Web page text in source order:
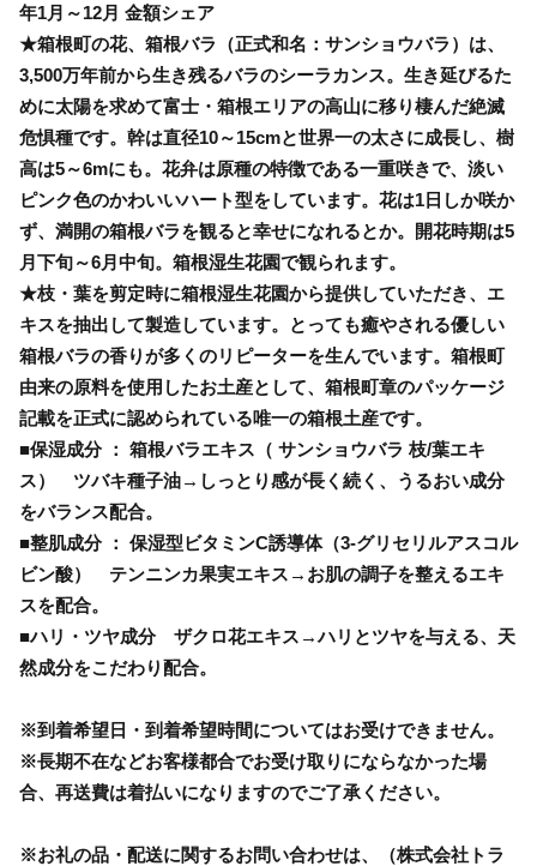
年1月～12月 金額シェア
★箱根町の花、箱根バラ（正式和名：サンショウバラ）は、
3,500万年前から生き残るバラのシーラカンス。生き延びるた
めに太陽を求めて富士・箱根エリアの高山に移り棲んだ絶滅
危惧種です。幹は直径10～15cmと世界一の太さに成長し、樹
高は5～6mにも。花弁は原種の特徴である一重咲きで、淡い
ピンク色のかわいいハート型をしています。花は1日しか咲か
ず、満開の箱根バラを観ると幸せになれるとか。開花時期は5
月下旬～6月中旬。箱根湿生花園で観られます。
★枝・葉を剪定時に箱根湿生花園から提供していただき、エ
キスを抽出して製造しています。とっても癒やされる優しい
箱根バラの香りが多くのリピーターを生んでいます。箱根町
由来の原料を使用したお土産として、箱根町章のパッケージ
記載を正式に認められている唯一の箱根土産です。
■保湿成分 ： 箱根バラエキス（ サンショウバラ 枝/葉エキ
ス） ツバキ種子油→しっとり感が長く続く、うるおい成分
をバランス配合。
■整肌成分 ： 保湿型ビタミンC誘導体（3-グリセリルアスコル
ビン酸） テンニンカ果実エキス→お肌の調子を整えるエキ
スを配合。
■ハリ・ツヤ成分 ザクロ花エキス→ハリとツヤを与える、天
然成分をこだわり配合。
※到着希望日・到着希望時間についてはお受けできません。
※長期不在などお客様都合でお受け取りにならなかった場
合、再送費は着払いになりますのでご了承ください。
※お礼の品・配送に関するお問い合わせは、（株式会社トラ